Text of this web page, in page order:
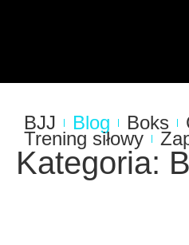
BJJ Blog Boks
Trening siłowy
Kategoria: